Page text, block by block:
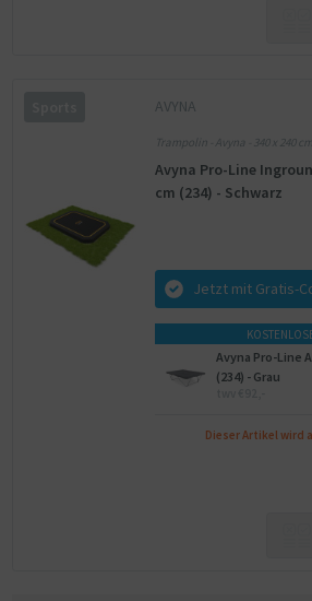
AVYNA
Trampolin - Avyna - 340 x 240
Avyna Pro-Line
cm (234) - Schwarz
Jetzt mit Gratis-
Avyna Pro-Line
(234) - Grau
Dieser Artikel wird